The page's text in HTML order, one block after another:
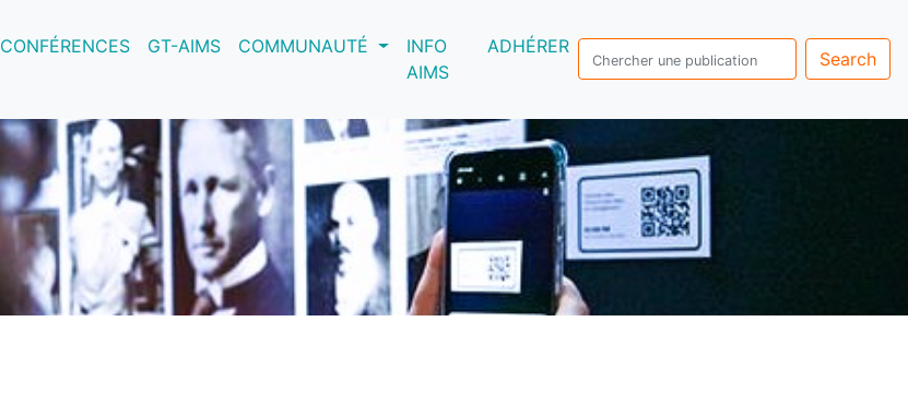
CONFÉRENCES GT-AIMS COMMUNAUTÉ
INFO
AIMS
ADHÉRER
Search